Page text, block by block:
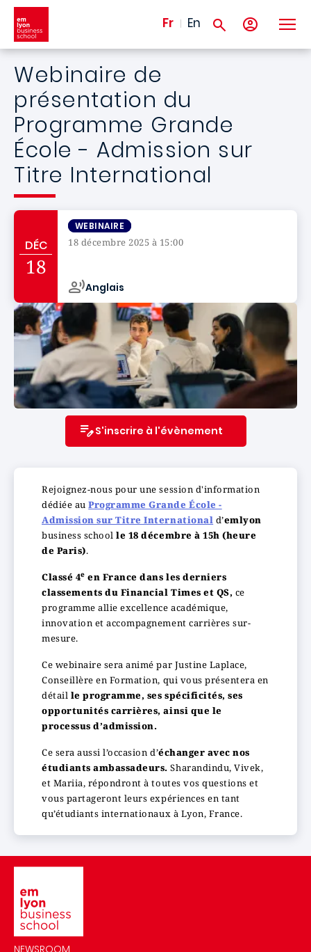
Aller au contenu principal
Fr En
Webinaire de
présentation du
Programme Grande
École - Admission sur
Titre International
DÉC
18
WEBINAIRE
18 décembre 2025 à 15:00
Anglais
S'inscrire à l'évènement
Rejoignez-nous pour une session d'information
dédiée auProgramme Grande École -
Admission sur Titre International d’emlyon
business schoolle 18 décembre à 15h (heure
de Paris).
Classé 4e en France dans les derniers
classements du Financial Times et QS, ce
programme allie excellence académique,
innovation et accompagnement carrières sur-
mesure.
Ce webinaire sera animé par Justine Laplace,
Conseillère en Formation, qui vous présentera en
détail le programme, ses spécificités, ses
opportunités carrières, ainsi que le
processus d’admission.
Ce sera aussi l’occasion d’échanger avec nos
étudiants ambassadeurs.Sharandindu, Vivek,
et Mariia, répondront à toutes vos questions et
vous partageront leurs expériences en tant
qu’étudiants internationaux à Lyon, France.
NEWSROOM